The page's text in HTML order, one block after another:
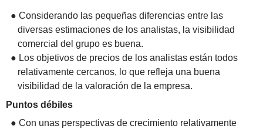
● Considerando las pequeñas diferencias entre las
diversas estimaciones de los analistas, la visibilidad
comercial del grupo es buena.
● Los objetivos de precios de los analistas están todos
relativamente cercanos, lo que refleja una buena
visibilidad de la valoración de la empresa.
Puntos débiles
● Con unas perspectivas de crecimiento relativamente